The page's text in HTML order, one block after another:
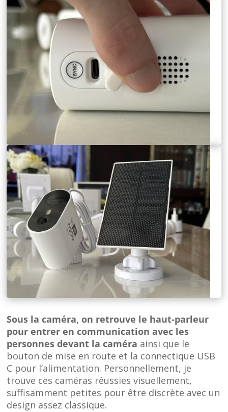
Sous la caméra, on retrouve le haut-parleur
pour entrer en communication avec les
personnes devant la caméra ainsi que le
bouton de mise en route et la connectique USB
C pour l’alimentation. Personnellement, je
trouve ces caméras réussies visuellement,
suffisamment petites pour être discrète avec un
design assez classique.